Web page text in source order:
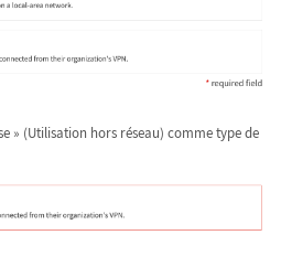
» (Utilisation hors réseau) comme type de